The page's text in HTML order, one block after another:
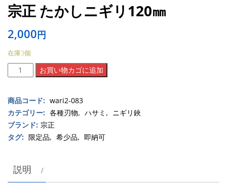
宗正 たかしニギリ120㎜
2,000円
在庫3個
正
か
し
ニ
ギ
㎜
個
お買い物カゴに追加
商品コード: wari2-083
カテゴリー: 各種刃物, ハサミ , ニギリ鋏
ブランド: 宗正
タグ: 限定品, 希少品, 即納可
説明